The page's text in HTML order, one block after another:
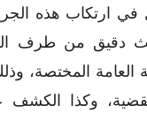
في ارتكاب هذه
دقيق من طرف
العامة المختصة،
وكذا الكشف